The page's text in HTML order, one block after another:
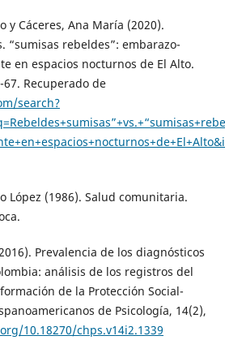
y Cáceres, Ana María (2020).
“sumisas rebeldes”: embarazo-
en espacios nocturnos de El Alto.
67. Recuperado de
search?
López (1986). Salud comunitaria.
Prevalencia de los diagnósticos
análisis de los registros del
de la Protección Social-
de Psicología, 14(2),
10.18270/chps.v14i2.1339